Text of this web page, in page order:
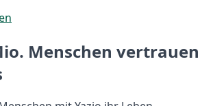
Menschen vertrauen